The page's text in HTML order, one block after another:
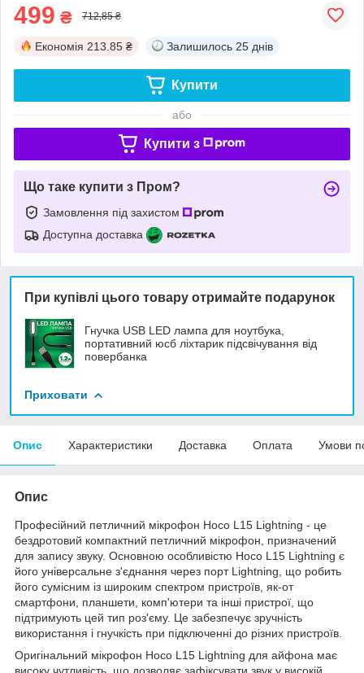
499 ₴ 712,85 ₴
Економія 213.85 ₴ Залишилось 25 днів
Купити
або
Купити з
Що таке купити з Пром?
Замовлення під захистом
Доступна доставка
При купівлі цього товару отримайте подарунок
Гнучка USB LED лампа для ноутбука,
портативний юсб ліхтарик підсвічування від
повербанка
Приховати
Опис Характеристики Доставка Оплата Умови
Опис
Професійний петличний мікрофон Hoco L15 Lightning - це
бездротовий компактний петличний мікрофон, призначений
для запису звуку. Основною особливістю Hoco L15 Lightning є
його універсальне з'єднання через порт Lightning, що робить
його сумісним із широким спектром пристроїв, як-от
смартфони, планшети, комп'ютери та інші пристрої, що
підтримують цей тип роз'єму. Це забезпечує зручність
використання і гнучкість при підключенні до різних пристроїв.
Оригінальний мікрофон Hoco L15 Lightning для айфона має
високу чутливість, що дозволяє зафіксувати звук у високій